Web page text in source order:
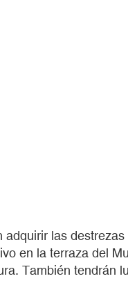
las
en la terraza del
También tendrán